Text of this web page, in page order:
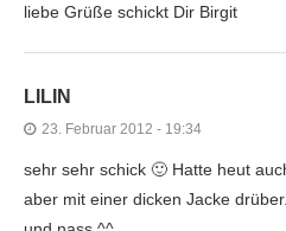
liebe Grüße schickt Dir Birgit
LILIN
23. Februar 2012 - 19:34
sehr sehr schick 🙂 Hatte heut
aber mit einer dicken Jacke